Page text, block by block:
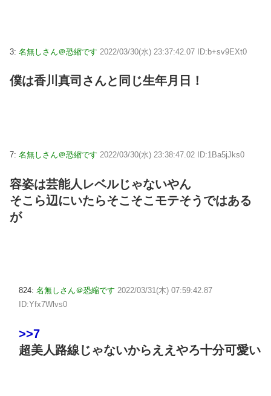
3: 名無しさん＠恐縮です 2022/03/30(水) 23:37:42.07 ID:b+sv9EXt0
僕は香川真司さんと同じ生年月日！
7: 名無しさん＠恐縮です 2022/03/30(水) 23:38:47.02 ID:1Ba5jJks0
容姿は芸能人レベルじゃないやん
そこら辺にいたらそこそこモテそうではある
が
824: 名無しさん＠恐縮です 2022/03/31(木) 07:59:42.87
ID:Yfx7Wlvs0
>>7
超美人路線じゃないからええやろ十分可愛い